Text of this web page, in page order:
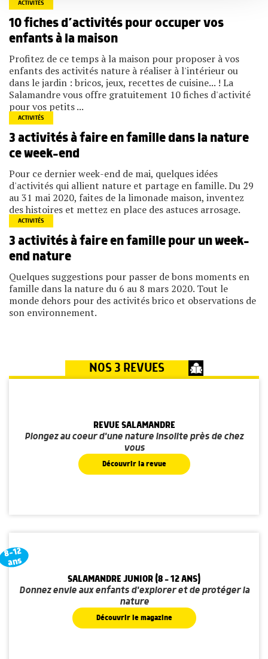
services.
ACTIVITÉS
10 fiches d’activités pour occuper vos
enfants à la maison
Profitez de ce temps à la maison pour proposer à vos
enfants des activités nature à réaliser à l'intérieur ou
dans le jardin : bricos, jeux, recettes de cuisine... ! La
Salamandre vous offre gratuitement 10 fiches d'activité
pour vos petits ...
ACTIVITÉS
3 activités à faire en famille dans la nature
ce week-end
Pour ce dernier week-end de mai, quelques idées
d'activités qui allient nature et partage en famille. Du 29
au 31 mai 2020, faites de la limonade maison, inventez
des histoires et mettez en place des astuces arrosage.
ACTIVITÉS
3 activités à faire en famille pour un week-
end nature
Quelques suggestions pour passer de bons moments en
famille dans la nature du 6 au 8 mars 2020. Tout le
monde dehors pour des activités brico et observations de
son environnement.
NOS 3 REVUES
REVUE SALAMANDRE
Plongez au coeur d'une nature insolite près de chez
vous
Découvrir la revue
8-12
ans
SALAMANDRE JUNIOR (8 - 12 ANS)
Donnez envie aux enfants d'explorer et de protéger la
nature
Découvrir le magazine